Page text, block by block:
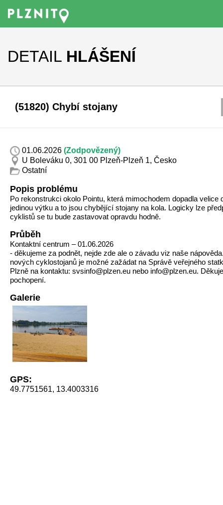
DETAIL HLÁŠENÍ
(51820) Chybí stojany
01.06.2026 (Zodpovězený)
U Boleváku 0, 301 00 Plzeň-Plzeň 1, Česko
Ostatní
Popis problému
Po rekonstrukci okolo Pointu, která mimochodem dopadla velice
jedinou výtku a to jsou chybějící stojany na kola. Logicky lze
cyklistů se tu bude zastavovat opravdu hodně.
Průběh
Kontaktní centrum – 01.06.2026
- děkujeme za podnět, nejde zde ale o závadu viz naše
nových cyklostojanů je možné zažádat na Správě veřejného
Plzně na kontaktu: svsinfo@plzen.eu nebo info@plzen.eu.
pochopení.
Galerie
GPS:
49.7751561, 13.4003316